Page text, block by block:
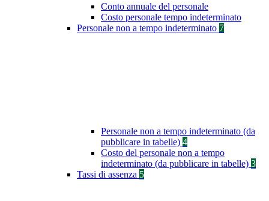
Conto annuale del personale
Costo personale tempo indeterminato
Personale non a tempo indeterminato 7
Personale non a tempo indeterminato (da
pubblicare in tabelle) 4
Costo del personale non a tempo
indeterminato (da pubblicare in tabelle) 3
Tassi di assenza 5